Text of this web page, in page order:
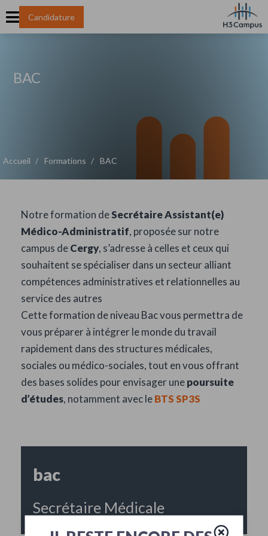
Candidature
BAC
Accueil Formations BAC
Notre formation deSecrétaire Assistant(e)
Médico-Administratif, proposée sur notre
campus deCergy, s’adresse à celles et ceux qui
souhaitent se spécialiser dans un secteur alliant
compétences administratives et relationnelles au
service des autres
Cette formation de niveau Bac vous permettra de
vous préparer à intégrer le monde du travail
rapidement dans des structures médicales,
sociales ou médico-sociales, tout en vous offrant
des bases solides pour envisager unepoursuite
d’études, notamment avec leBTS SP3S
bac
Secrétaire Médicale